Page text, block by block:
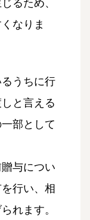
るため、
なりま
うちに行
と言える
部として
与につい
行い、相
れます。